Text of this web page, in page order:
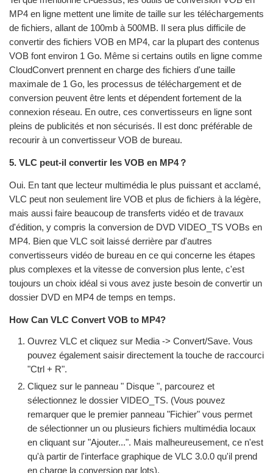
MP4 en ligne mettent une limite de taille sur les téléchargements
de fichiers, allant de 100mb à 500MB. Il sera plus difficile de
convertir des fichiers VOB en MP4, car la plupart des contenus
VOB font environ 1 Go. Même si certains outils en ligne comme
CloudConvert prennent en charge des fichiers d'une taille
maximale de 1 Go, les processus de téléchargement et de
conversion peuvent être lents et dépendent fortement de la
connexion réseau. En outre, ces convertisseurs en ligne sont
pleins de publicités et non sécurisés. Il est donc préférable de
recourir à un convertisseur VOB de bureau.
5. VLC peut-il convertir les VOB en MP4？
Oui. En tant que lecteur multimédia le plus puissant et acclamé,
VLC peut non seulement lire VOB et plus de fichiers à la légère,
mais aussi faire beaucoup de transferts vidéo et de travaux
d'édition, y compris la conversion de DVD VIDEO_TS VOBs en
MP4. Bien que VLC soit laissé derrière par d'autres
convertisseurs vidéo de bureau en ce qui concerne les étapes
plus complexes et la vitesse de conversion plus lente, c'est
toujours un choix idéal si vous avez juste besoin de convertir un
dossier DVD en MP4 de temps en temps.
How Can VLC Convert VOB to MP4?
Ouvrez VLC et cliquez sur Media -> Convert/Save. Vous
pouvez également saisir directement la touche de raccourci
"Ctrl + R".
Cliquez sur le panneau " Disque ", parcourez et
sélectionnez le dossier VIDEO_TS. (Vous pouvez
remarquer que le premier panneau "Fichier" vous permet
de sélectionner un ou plusieurs fichiers multimédia locaux
en cliquant sur "Ajouter...". Mais malheureusement, ce n'est
qu'à partir de l'interface graphique de VLC 3.0.0 qu'il prend
en charge la conversion par lots).